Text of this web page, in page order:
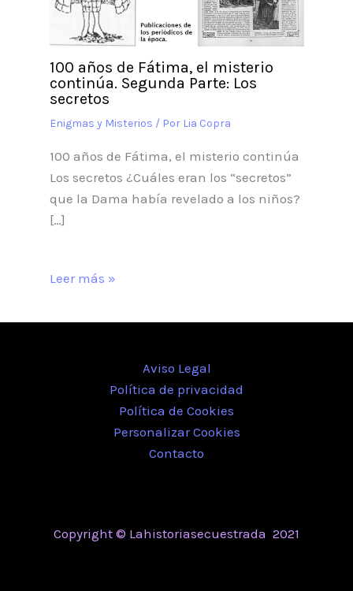
100 años de Fátima, el misterio
continúa. Segunda Parte: Los
secretos
Enigmas y Misterios / Por Lia Copra
100 años de Fátima, el misterio continúa
Los secretos ¿Cuáles eran los “secretos”
que la Dama había revelado a los niños?
[…]
Leer más »
Aviso Legal
Política de privacidad
Política de Cookies
Personalizar Cookies
Contacto
Copyright © Lahistoriasecuestrada 2021